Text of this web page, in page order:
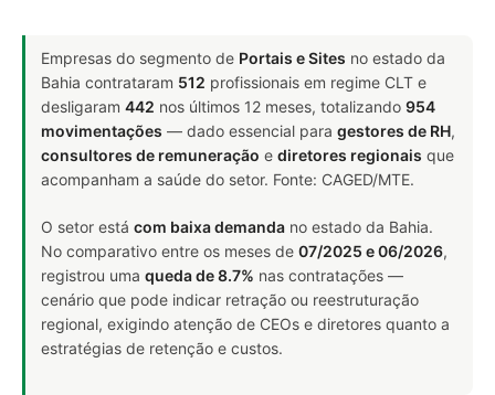
Empresas do segmento de Portais e Sites no estado da
Bahia contrataram 512 profissionais em regime CLT e
desligaram 442 nos últimos 12 meses, totalizando 954
movimentações — dado essencial para gestores de RH,
consultores de remuneração e diretores regionais que
acompanham a saúde do setor. Fonte: CAGED/MTE.
O setor está com baixa demanda no estado da Bahia.
No comparativo entre os meses de 07/2025 e 06/2026,
registrou uma queda de 8.7% nas contratações —
cenário que pode indicar retração ou reestruturação
regional, exigindo atenção de CEOs e diretores quanto a
estratégias de retenção e custos.